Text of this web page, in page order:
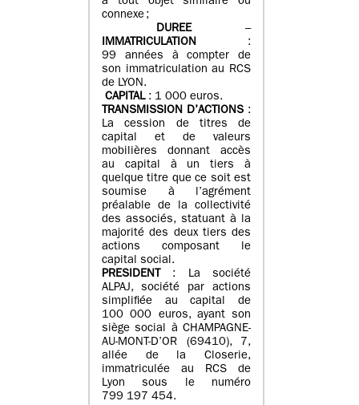
connexe ;
DUREE–
IMMATRICULATION :
99 années à compter de
son immatriculation au RCS
de LYON.
CAPITAL: 1 000 euros.
TRANSMISSION D’ACTIONS :
La cession de titres de
capital et de valeurs
mobilières donnant accès
au capital à un tiers à
quelque titre que ce soit est
soumise à l’agrément
préalable de la collectivité
des associés, statuant à la
majorité des deux tiers des
actions composant le
capital social.
PRESIDENT
: La société
ALPAJ, société par actions
simplifiée au capital de
100 000 euros, ayant son
siège social à CHAMPAGNE-
AU-MONT-D’OR (69410), 7,
allée de la Closerie,
immatriculée au RCS de
Lyon sous le numéro
799 197 454.